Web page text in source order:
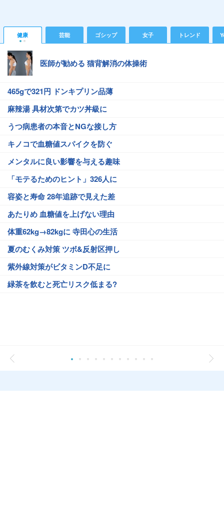
健康 芸能 ゴシップ 女子 トレンド
医師が勧める 猫背解消の体操術
465gで321円 ドンキプリン品薄
麻辣湯 具材次第でカツ丼級に
うつ病患者の本音とNGな接し方
キノコで血糖値スパイクを防ぐ
メンタルに良い影響を与える趣味
「モテるためのヒント」326人に
容姿と寿命 28年追跡で見えた差
あたりめ 血糖値を上げない理由
体重62kg→82kgに 寺田心の生活
夏のむくみ対策 ツボ&反射区押し
紫外線対策がビタミンD不足に
緑茶を飲むと死亡リスク低まる?